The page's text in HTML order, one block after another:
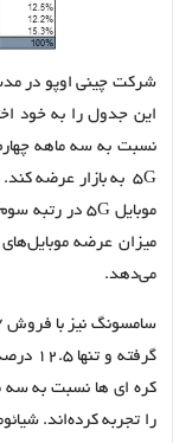
شرکت چینی اوپو در
می‌دهد.